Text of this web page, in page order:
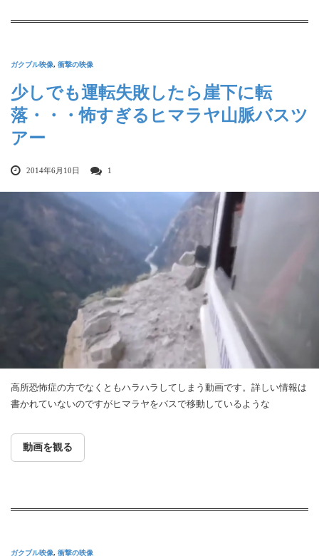
ガクブル映像, 衝撃の映像
少しでも運転失敗したら崖下に転
落・・・怖すぎるヒマラヤ山脈バスツ
アー
2014年6月10日 1
高所恐怖症の方でなくともハラハラしてしまう動画です。詳しい情報は
書かれていないのですがヒマラヤをバスで移動しているような
動画を観る
ガクブル映像, 衝撃の映像